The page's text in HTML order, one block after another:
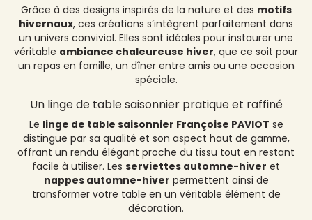
Grâce à des designs inspirés de la nature et des motifs
hivernaux, ces créations s’intègrent parfaitement dans
un univers convivial. Elles sont idéales pour instaurer une
véritable ambiance chaleureuse hiver, que ce soit pour
un repas en famille, un dîner entre amis ou une occasion
spéciale.
Un linge de table saisonnier pratique et raffiné
Le linge de table saisonnier Françoise PAVIOT se
distingue par sa qualité et son aspect haut de gamme,
offrant un rendu élégant proche du tissu tout en restant
facile à utiliser. Les serviettes automne-hiver et
nappes automne-hiver permettent ainsi de
transformer votre table en un véritable élément de
décoration.